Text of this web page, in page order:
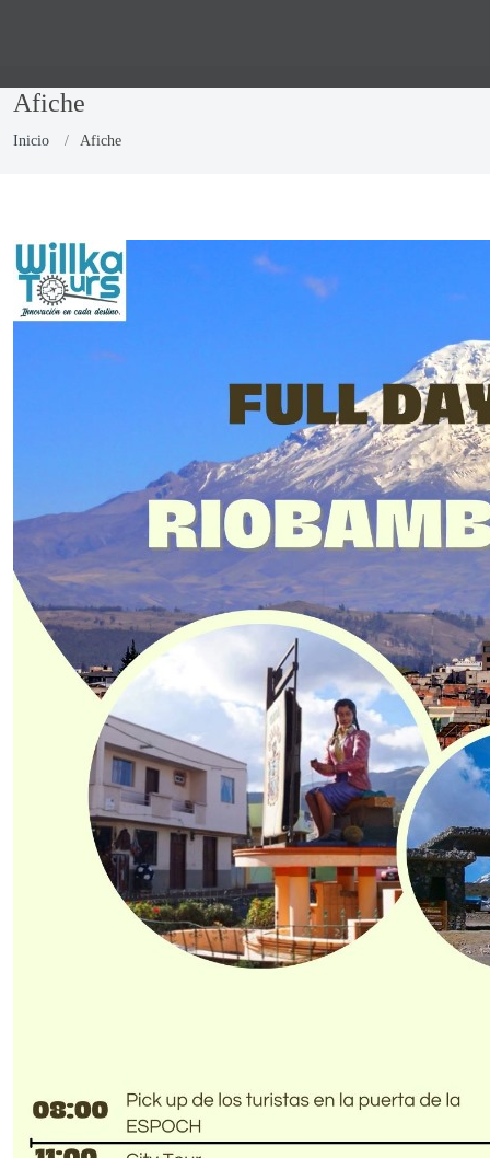
Afiche
Inicio Afiche